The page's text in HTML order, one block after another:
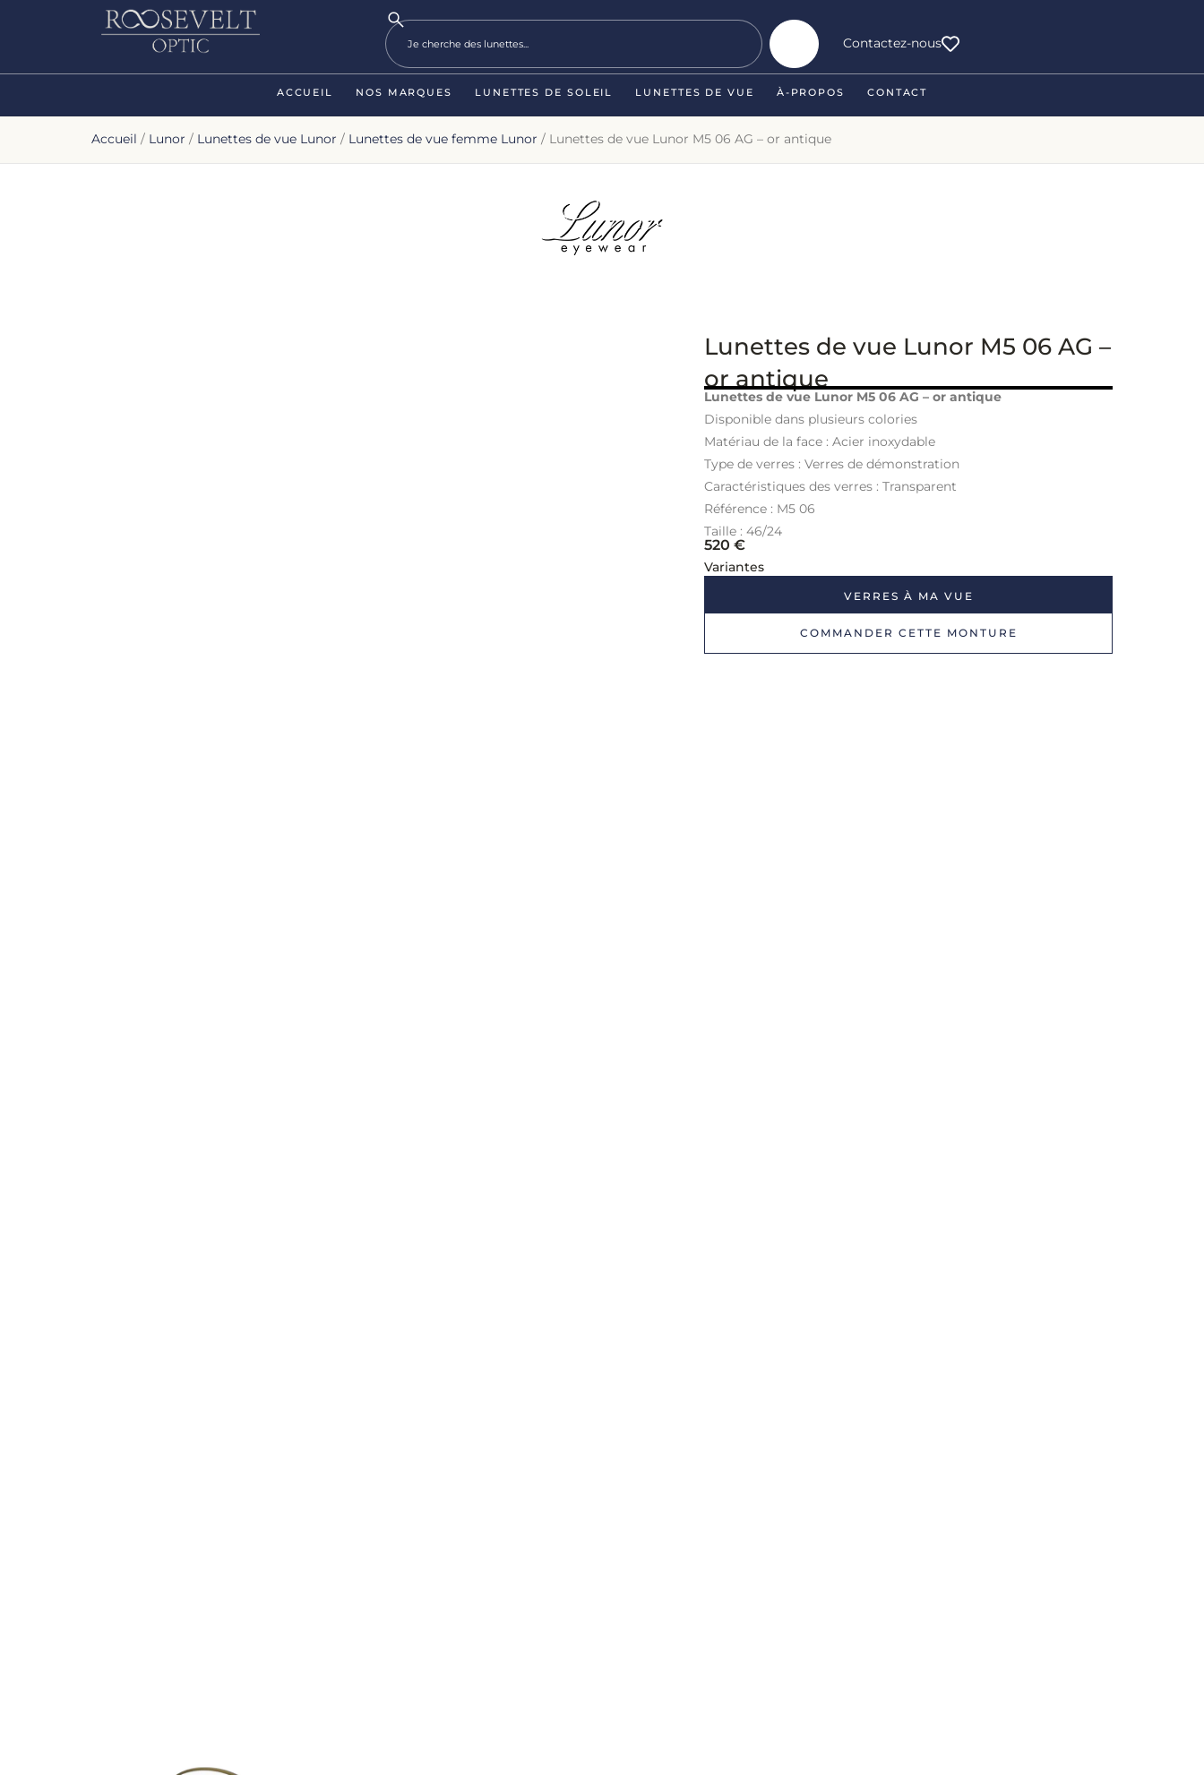
Contactez-nous
ACCUEIL NOS MARQUES LUNETTES DE SOLEIL LUNETTES DE VUE À-PROPOS CONTACT
Accueil / Lunor / Lunettes de vue Lunor / Lunettes de vue femme Lunor / Lunettes de vue Lunor M5 06 AG – or antique
Lunettes de vue Lunor M5 06 AG –
or antique
Lunettes de vue Lunor M5 06 AG – or antique
Disponible dans plusieurs colories
Matériau de la face : Acier inoxydable
Type de verres : Verres de démonstration
Caractéristiques des verres : Transparent
Référence : M5 06
Taille : 46/24
520 €
Variantes
VERRES À MA VUE
COMMANDER CETTE MONTURE